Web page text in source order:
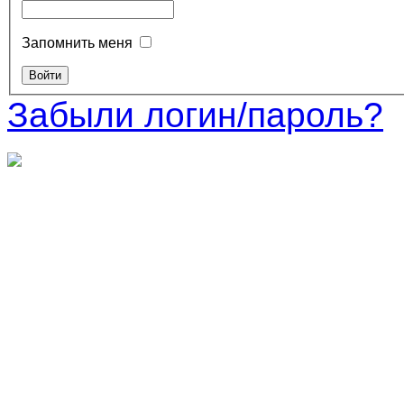
Запомнить меня
Забыли логин/пароль?